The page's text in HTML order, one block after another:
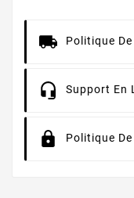
Politique
Support En
Politique